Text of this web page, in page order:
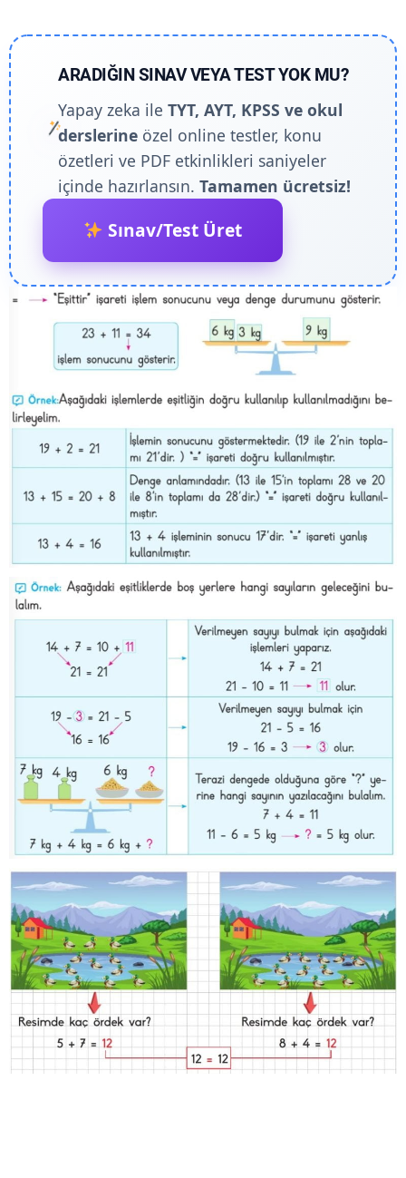
ARADIĞIN SINAV VEYA TEST YOK MU?
Yapay zeka ileTYT, AYT, KPSS ve okul
derslerine özel online testler, konu
özetleri ve PDF etkinlikleri saniyeler
içinde hazırlansın.Tamamen ücretsiz!
Sınav/Test Üret